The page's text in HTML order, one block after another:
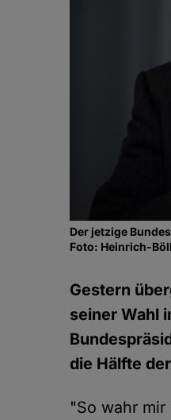
Der jetzige
Foto: Heinrich-
Gestern
seiner Wahl
die Hälfte
"So wahr